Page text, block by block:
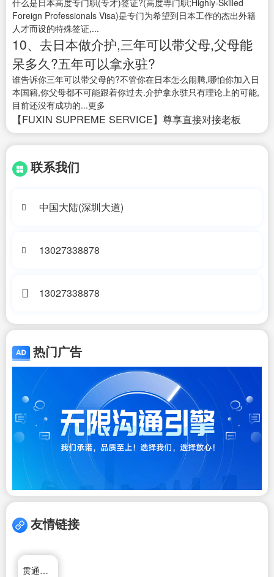
什么是日本高度专门职(专才)签证?(高度専门职;Highly-Skilled
Foreign Professionals Visa)是专门为希望到日本工作的杰出外籍
人才而设的特殊签证,...
10、去日本做介护,三年可以带父母,父母能
呆多久?五年可以拿永驻?
谁告诉你三年可以带父母的?不管你在日本怎么闹腾,哪怕你加入日
本国籍,你父母都不可能跟着你过去.介护拿永驻只有理论上的可能,
目前还没有成功的...更多
【FUXIN SUPREME SERVICE】尊享直接对接老板
联系我们
中国大陆(深圳大道)
13027338878
13027338878
热门广告
友情链接
贯通日本